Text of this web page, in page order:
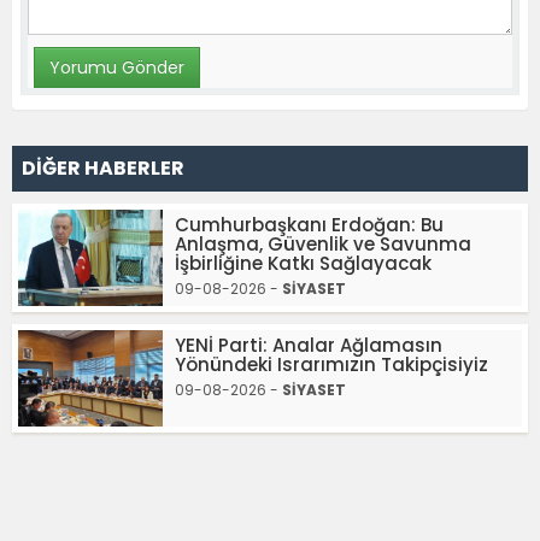
DİĞER HABERLER
Cumhurbaşkanı Erdoğan: Bu
Anlaşma, Güvenlik ve Savunma
İşbirliğine Katkı Sağlayacak
09-08-2026 - SİYASET
YENİ Parti: Analar Ağlamasın
Yönündeki Israrımızın Takipçisiyiz
09-08-2026 - SİYASET